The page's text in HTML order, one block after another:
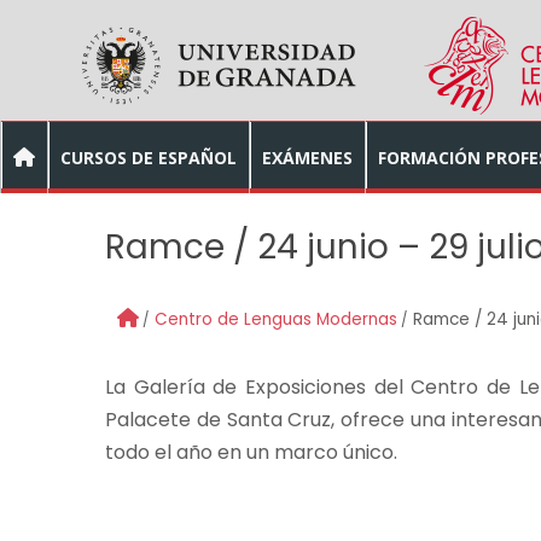
CURSOS DE ESPAÑOL EXÁMENES FORMACIÓN
Ramce / 24 junio – 29
Centro de Lenguas Modernas Ramce / 24
La Galería de Exposiciones del Centro de
Palacete de Santa Cruz, ofrece una
todo el año en un marco único.